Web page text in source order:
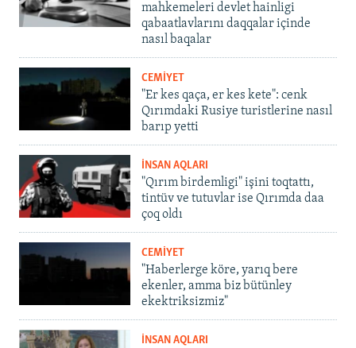
mahkemeleri devlet hainligi
qabaatlavlarını daqqalar içinde
nasıl baqalar
CEMİYET
"Er kes qaça, er kes kete": cenk
Qırımdaki Rusiye turistlerine nasıl
barıp yetti
İNSAN AQLARI
"Qırım birdemligi" işini toqtattı,
tintüv ve tutuvlar ise Qırımda daa
çoq oldı
CEMİYET
"Haberlerge köre, yarıq bere
ekenler, amma biz bütünley
ekektriksizmiz"
İNSAN AQLARI